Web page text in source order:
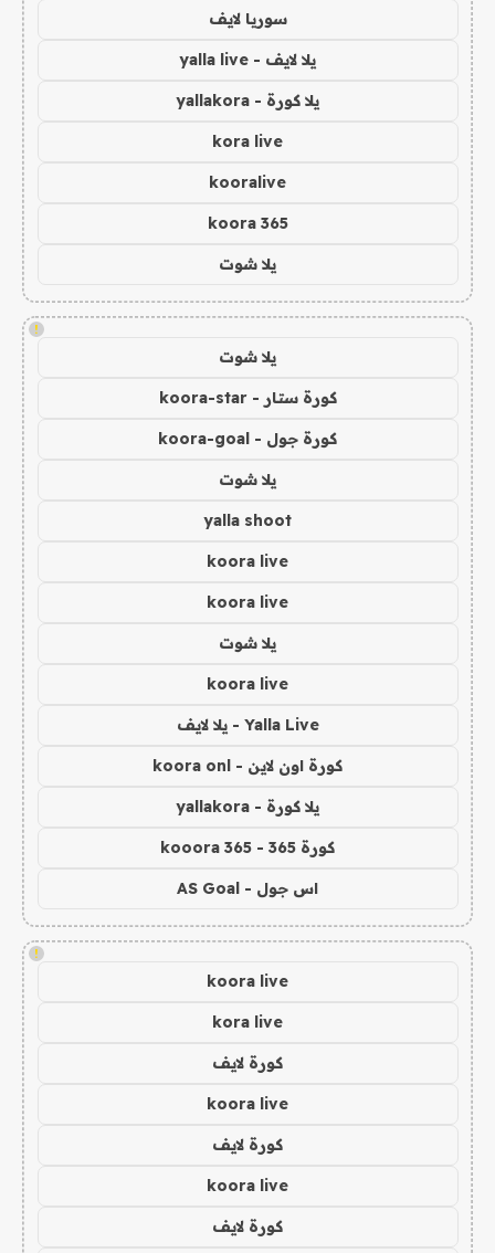
سوريا لايف
يلا لايف - yalla live
يلا كورة - yallakora
kora live
kooralive
koora 365
يلا شوت
!
يلا شوت
كورة ستار - koora-star
كورة جول - koora-goal
يلا شوت
yalla shoot
koora live
koora live
يلا شوت
koora live
Yalla Live - يلا لايف
كورة اون لاين - koora onl
يلا كورة - yallakora
كورة 365 - kooora 365
اس جول - AS Goal
!
koora live
kora live
كورة لايف
koora live
كورة لايف
koora live
كورة لايف